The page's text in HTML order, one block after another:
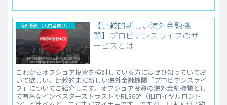
海外投資（入門者向け）
【比較的新しい海外金融機
関】プロビデンスライフのサ
ービスとは
これからオフショア投資を検討している方にはぜひ知っていてお
いて欲しい、比較的まだ新しい海外金融機関「プロビデンスライ
フ」についてご紹介します。オフショア投資の海外金融機関とし
て有名なインベスターズトラストやRL360°（旧ロイヤルロンド